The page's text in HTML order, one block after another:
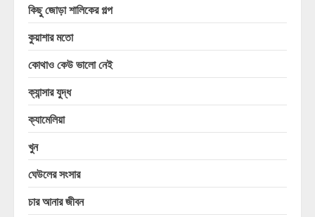
কিছু জোড়া শালিকের গল্প
কুয়াশার মতো
কোথাও কেউ ভালো নেই
ক্যান্সার যুদ্ধ
ক্যামেলিয়া
খুন
ঘেউলের সংসার
চার আনার জীবন